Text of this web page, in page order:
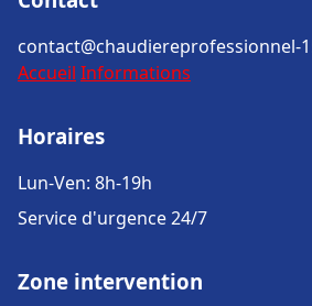
contact@chaudiereprofessionnel-
Accueil Informations
Horaires
Lun-Ven: 8h-19h
Service d'urgence 24/7
Zone intervention